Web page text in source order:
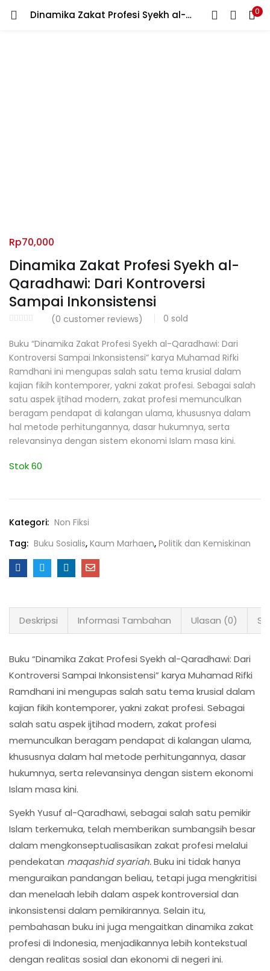
Dinamika Zakat Profesi Syekh al-Qaradhawi: Dari Kontroversi Sampai Inkonsistensi 0
LOGIN REGISTER
Dinamika Zakat Profesi Syekh al-
Qaradhawi: Dari Kontroversi
Sampai Inkonsistensi
(0 customer reviews) 0 sold
Rp70,000
Buku “Dinamika Zakat Profesi Syekh al-Qaradhawi: Dari
Kontroversi Sampai Inkonsistensi” karya Muhamad Rifki
Ramdhani ini mengupas salah satu tema krusial dalam
kajian fikih kontemporer, yakni zakat profesi. Sebagai salah
satu aspek ijtihad modern, zakat profesi memunculkan
beragam pendapat di kalangan ulama, khususnya dalam
hal metode perhitungannya, dasar hukumnya, serta
relevansinya dengan sistem ekonomi Islam masa kini.
Stok 60
Kategori: Non Fiksi
Tag: Buku Sosialis, Kaum Marhaen, Politik dan Kemiskinan
Deskripsi Informasi Tambahan Ulasan (0)
Buku “Dinamika Zakat Profesi Syekh al-Qaradhawi: Dari
Kontroversi Sampai Inkonsistensi” karya Muhamad Rifki
Ramdhani ini mengupas salah satu tema krusial dalam
kajian fikih kontemporer, yakni zakat profesi. Sebagai
salah satu aspek ijtihad modern, zakat profesi
memunculkan beragam pendapat di kalangan ulama,
khususnya dalam hal metode perhitungannya, dasar
hukumnya, serta relevansinya dengan sistem ekonomi
Islam masa kini.
Syekh Yusuf al-Qaradhawi, sebagai salah satu pemikir
Islam terkemuka, telah memberikan sumbangsih besar
dalam mengkonseptualisasikan zakat profesi melalui
pendekatan maqashid syariah.Buku ini tidak hanya
menguraikan pandangan beliau, tetapi juga mengkritisi
dan menelaah lebih dalam aspek kontroversial dan
inkonsistensi dalam pemikirannya. Selain itu,
pembahasan buku ini juga mengaitkan dinamika zakat
profesi di Indonesia, menjadikannya lebih kontekstual
dengan realitas sosial dan ekonomi di negeri ini.